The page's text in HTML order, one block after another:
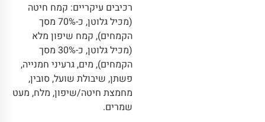
רכיבים עיקריים: קמח חיטה
(מכיל גלוטן, כ-70% מסך
הקמחים), קמח שיפון מלא
(מכיל גלוטן, כ-30% מסך
הקמחים), מים, גרעיני חמנייה,
פשתן, שיבולת שועל, סובין,
מחמצת חיטה/שיפון, מלח, מעט
שמרים.